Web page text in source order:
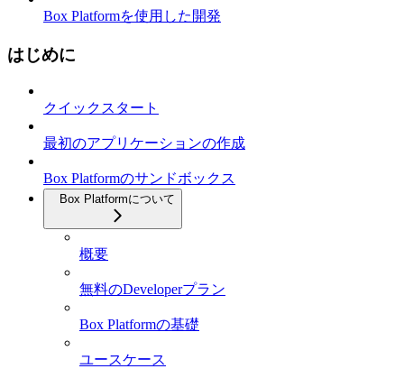
Box Platformを使用した開発
はじめに
クイックスタート
最初のアプリケーションの作成
Box Platformのサンドボックス
Box Platformについて
概要
無料のDeveloperプラン
Box Platformの基礎
ユースケース